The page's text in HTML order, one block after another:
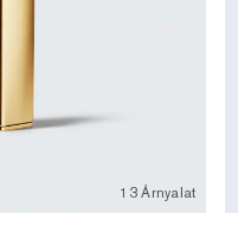
13 Árnyalat